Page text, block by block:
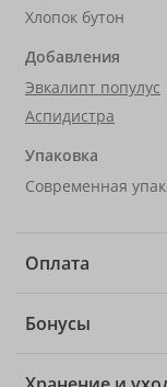
Хлопок бутон
Добавления
Эвкалипт популус
Аспидистра
Упаковка
Современная
Оплата
Бонусы